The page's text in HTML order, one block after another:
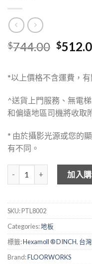
$744.00
was:
$
*以上價格不含運費，
^送貨上門服務、無電
和偏遠地區司機將收取
* 由於攝影光源或您的
有不同。
FLOOKWORKS 3mm 仿
加入
SKU:PTL8002
Categories:地板
標籤:Hexamoll ® DINCH, 台
Brand:FLOORWORKS